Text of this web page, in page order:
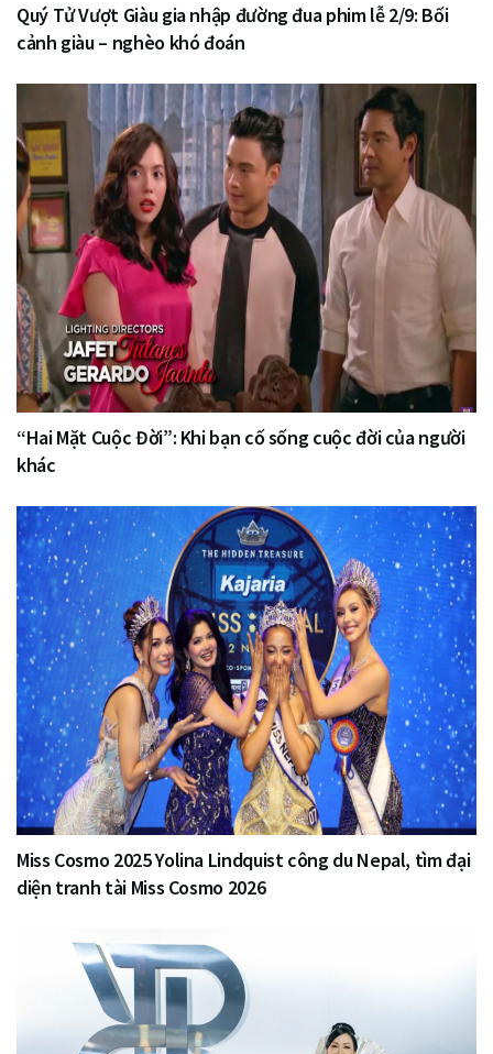
Quý Tử Vượt Giàu gia nhập đường đua phim lễ 2/9: Bối
cảnh giàu – nghèo khó đoán
“Hai Mặt Cuộc Đời”: Khi bạn cố sống cuộc đời của người
khác
Miss Cosmo 2025 Yolina Lindquist công du Nepal, tìm đại
diện tranh tài Miss Cosmo 2026